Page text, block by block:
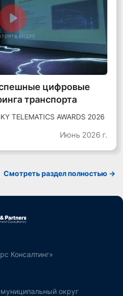
видео
цифровые
транспорта
TELEMATICS AWARDS 2026
Июнь 2026 г.
Смотреть раздел полностью ->
Консалтинг»
округ